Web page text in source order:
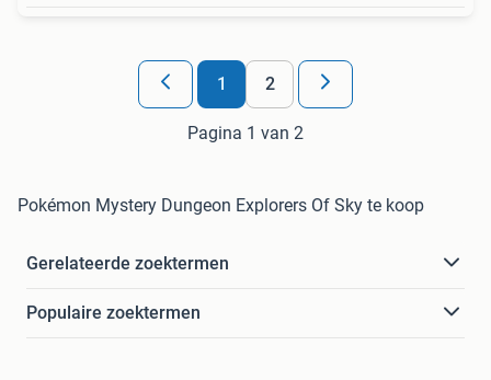
1 2
Pagina 1 van 2
Pokémon Mystery Dungeon Explorers Of Sky te koop
Gerelateerde zoektermen
Populaire zoektermen